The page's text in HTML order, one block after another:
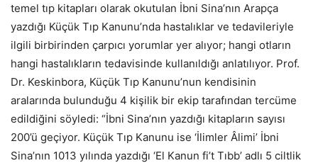
temel tıp kitapları olarak okutulan İbni Sina’nın Arapça
yazdığı Küçük Tıp Kanunu’nda hastalıklar ve tedavileriyle
ilgili birbirinden çarpıcı yorumlar yer alıyor; hangi otların
hangi hastalıkların tedavisinde kullanıldığı anlatılıyor. Prof.
Dr. Keskinbora, Küçük Tıp Kanunu’nun kendisinin
aralarında bulunduğu 4 kişilik bir ekip tarafından tercüme
edildiğini söyledi: “İbni Sina’nın yazdığı kitapların sayısı
200’ü geçiyor. Küçük Tıp Kanunu ise ‘İlimler Âlimi’ İbni
Sina’nın 1013 yılında yazdığı ‘El Kanun fi’t Tıbb’ adlı 5 ciltlik